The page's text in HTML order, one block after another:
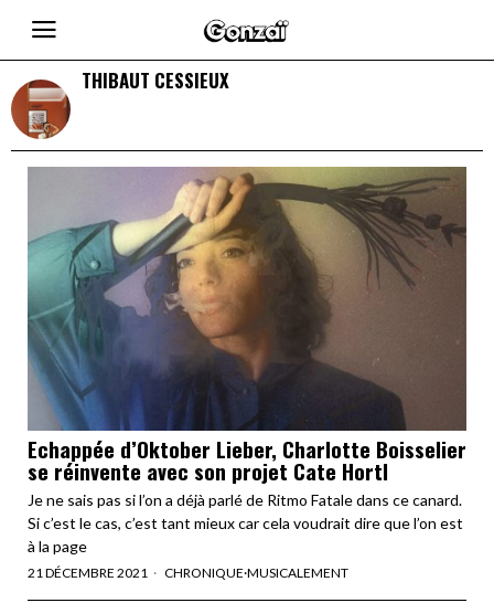
THIBAUT CESSIEUX
Echappée d’Oktober Lieber, Charlotte Boisselier
se réinvente avec son projet Cate Hortl
Je ne sais pas si l’on a déjà parlé de Ritmo Fatale dans ce canard.
Si c’est le cas, c’est tant mieux car cela voudrait dire que l’on est
à la page
21 DÉCEMBRE 2021 CHRONIQUE·MUSICALEMENT